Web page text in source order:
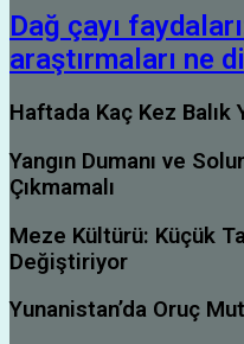
Dağ çayı
araştırmaları ne
Haftada Kaç Kez Balık
Yangın Dumanı ve
Çıkmamalı
Meze Kültürü: Küçük
Değiştiriyor
Yunanistan’da Oruç